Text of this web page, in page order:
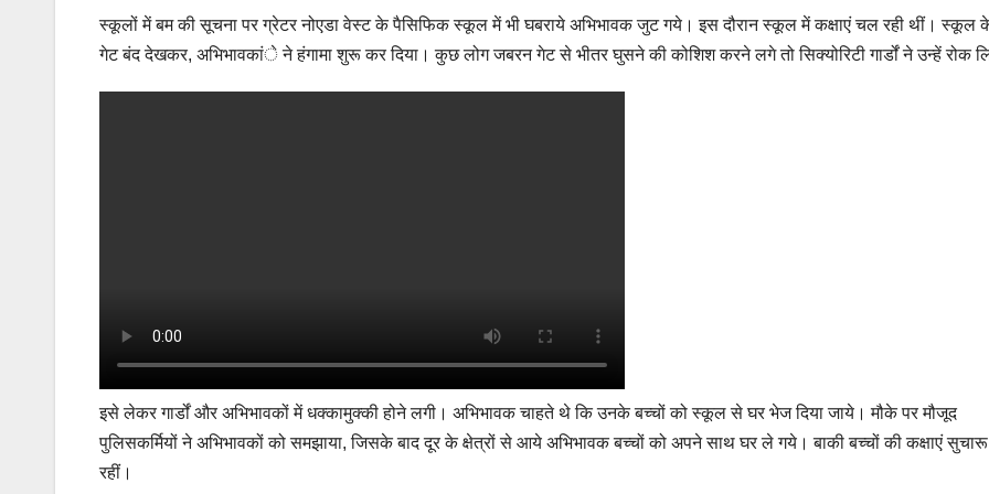
स्कूलों में बम की सूचना पर ग्रेटर नोएडा वेस्ट के पैसिफिक स्कूल में भी घबराये अभिभावक जुट गये। इस दौरान स्कूल में कक्षाएं चल रही थीं। स्कूल
गेट बंद देखकर, अभिभावकांे ने हंगामा शुरू कर दिया। कुछ लोग जबरन गेट से भीतर घुसने की कोशिश करने लगे तो सिक्योरिटी गार्डों ने उन्हें रोक
इसे लेकर गार्डों और अभिभावकों में धक्कामुक्की होने लगी। अभिभावक चाहते थे कि उनके बच्चों को स्कूल से घर भेज दिया जाये। मौके पर मौजूद
पुलिसकर्मियों ने अभिभावकों को समझाया, जिसके बाद दूर के क्षेत्रों से आये अभिभावक बच्चों को अपने साथ घर ले गये। बाकी बच्चों की कक्षाएं
रहीं।